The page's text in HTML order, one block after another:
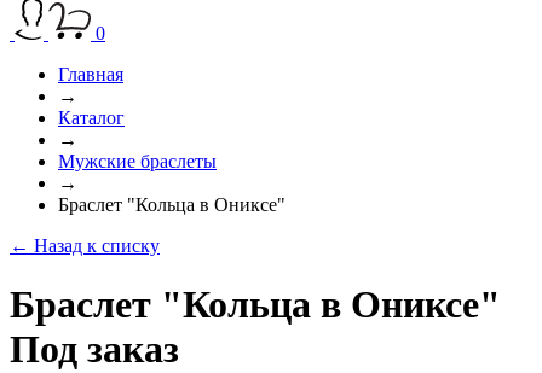
0
Главная
→
Каталог
→
Мужские браслеты
→
Браслет "Кольца в Ониксе"
← Назад к списку
Браслет "Кольца в Ониксе"
Под заказ